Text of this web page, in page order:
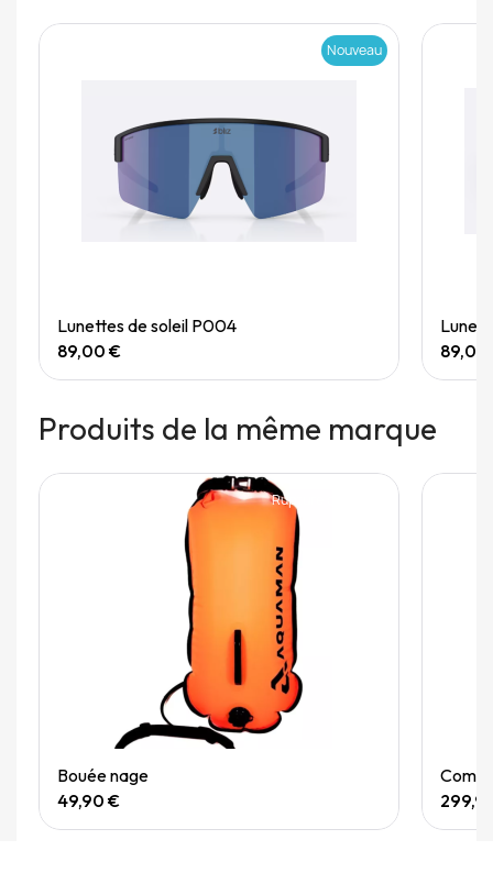
Quick View
Nouveau
Lunettes de soleil P004
89,00 €
89,00
Produits de la même marque
Rupture de stock
Bouée nage
49,90 €